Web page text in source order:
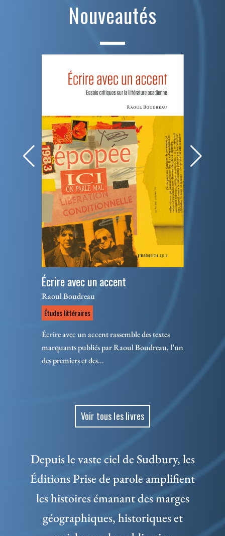
Nouveautés
Écrire avec un accent
Raoul Boudreau
Études littéraires
Écrire avec un accent rassemble des textes
marquants publiés par Raoul Boudreau, l’un
des premiers et des...
Voir tous les livres
Depuis le vaste ciel de Sudbury, les
Éditions Prise de parole amplifient
les histoires émanant des marges
géographiques, historiques et